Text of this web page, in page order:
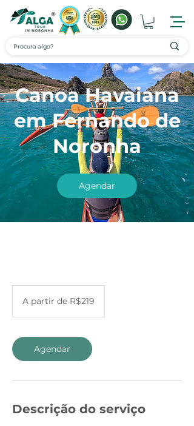
Canoa Havaiana
em Fernando de
Noronha
Agendar
Brazilian
A partir de R$219
Agendar
Descrição do serviço